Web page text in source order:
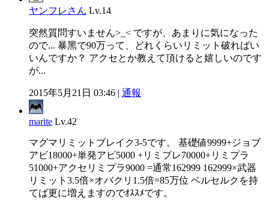
ヤンフレさん Lv.14
突然質問すいません>_< ですが、あまりに気になった
ので... 暴黑で90万って、どれくらいリミット破ればい
いんですか？ アクセとか教えて頂けると嬉しいのです
が...
2015年5月21日 03:46 | 通報
marite Lv.42
マグマリミットブレイク3-5です。 基礎値9999+ジョブ
アビ18000+単発アビ5000 +リミブレ70000+リミプラ
51000+アクセリミプラ9000 =通常162999 162999×武器
リミット3.5倍×オバクリ1.5倍=85万位 ベルセルクを持
てば更に増えますのでｵｽｽﾒです。